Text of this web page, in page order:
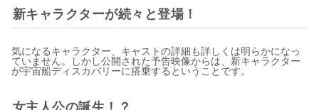
新キャラクターが続々と登場！
気になるキャラクター、キャストの詳細も詳しくは明らかになっ
ていません。しかし公開された予告映像からは、新キャラクター
が宇宙船ディスカバリーに搭乗するということです。
女主人公の誕生！？